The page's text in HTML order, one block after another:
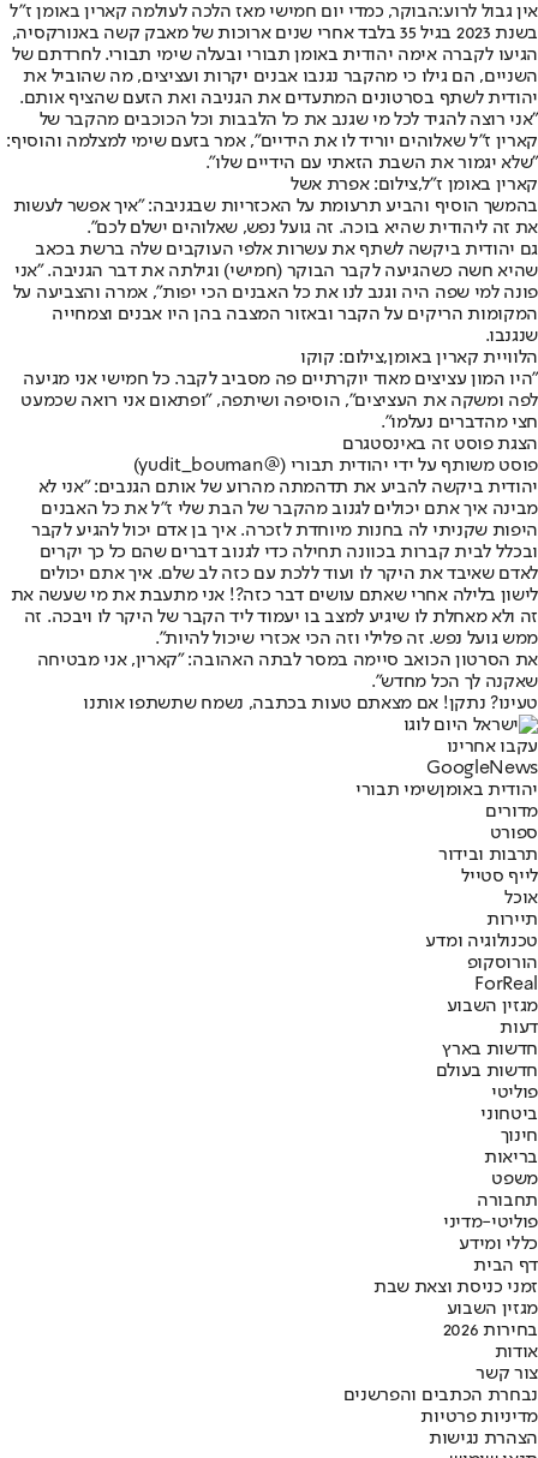
אין גבול לרוע:הבוקר, כמדי יום חמישי מאז הלכה לעולמה קארין באומן ז"ל
בשנת 2023 בגיל 35 בלבד אחרי שנים ארוכות של מאבק קשה באנורקסיה,
הגיעו לקברה אימה יהודית באומן תבורי ובעלה שימי תבורי. לחרדתם של
השניים, הם גילו כי מהקבר נגנבו אבנים יקרות ועציצים, מה שהוביל את
יהודית לשתף בסרטונים המתעדים את הגניבה ואת הזעם שהציף אותם.
"אני רוצה להגיד לכל מי שגנב את כל הלבבות וכל הכוכבים מהקבר של
קארין ז"ל שאלוהים יוריד לו את הידיים", אמר בזעם שימי למצלמה והוסיף:
"שלא יגמור את השבת הזאתי עם הידיים שלו".
קארין באומן ז"ל,צילום: אפרת אשל
בהמשך הוסיף והביע תרעומת על האכזריות שבגניבה: "איך אפשר לעשות
את זה ליהודית שהיא בוכה. זה גועל נפש, שאלוהים ישלם לכם".
גם יהודית ביקשה לשתף את עשרות אלפי העוקבים שלה ברשת בכאב
שהיא חשה כשהגיעה לקבר הבוקר (חמישי) וגילתה את דבר הגניבה. "אני
פונה למי שפה היה וגנב לנו את כל האבנים הכי יפות", אמרה והצביעה על
המקומות הריקים על הקבר ובאזור המצבה בהן היו אבנים וצמחייה
שנגנבו.
הלוויית קארין באומן,צילום: קוקו
"היו המון עציצים מאוד יוקרתיים פה מסביב לקבר. כל חמישי אני מגיעה
לפה ומשקה את העציצים", הוסיפה ושיתפה, "ופתאום אני רואה שכמעט
חצי מהדברים נעלמו".
הצגת פוסט זה באינסטגרם
פוסט משותף על ידי ‏‎יהודית תבורי‎‏ (@‏‎yudit_bouman‎‏)
יהודית ביקשה להביע את תדהמתה מהרוע של אותם הגנבים: "אני לא
מבינה איך אתם יכולים לגנוב מהקבר של הבת שלי ז"ל את כל האבנים
היפות שקניתי לה בחנות מיוחדת לזכרה. איך בן אדם יכול להגיע לקבר
ובכלל לבית קברות בכוונה תחילה כדי לגנוב דברים שהם כל כך יקרים
לאדם שאיבד את היקר לו ועוד ללכת עם כזה לב שלם. איך אתם יכולים
לישון בלילה אחרי שאתם עושים דבר כזה?! אני מתעבת את מי שעשה את
זה ולא מאחלת לו שיגיע למצב בו יעמוד ליד הקבר של היקר לו ויבכה. זה
ממש גועל נפש. זה פלילי וזה הכי אכזרי שיכול להיות".
את הסרטון הכואב סיימה במסר לבתה האהובה: "קארין, אני מבטיחה
שאקנה לך הכל מחדש".
טעינו? נתקן! אם מצאתם טעות בכתבה, נשמח שתשתפו אותנו
עקבו אחרינו
Googl eNews
יהודית באומןשימי תבורי
מדורים
ספורט
תרבות ובידור
לייף סטייל
אוכל
תיירות
טכנולוגיה ומדע
הורוסקופ
ForReal
מגזין השבוע
דעות
חדשות בארץ
חדשות בעולם
פוליטי
ביטחוני
חינוך
בריאות
משפט
תחבורה
פוליטי-מדיני
כללי ומידע
דף הבית
זמני כניסת וצאת שבת
מגזין השבוע
בחירות 2026
אודות
צור קשר
נבחרת הכתבים והפרשנים
מדיניות פרטיות
הצהרת נגישות